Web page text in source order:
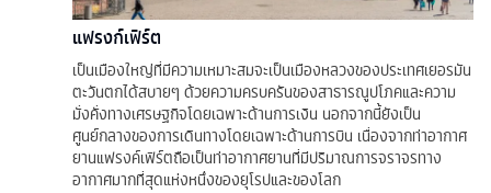
แฟรงก์เฟิร์ต
เป็นเมืองใหญ่ที่มีความเหมาะสมจะเป็นเมืองหลวงของประเทศเยอรมัน
ตะวันตกได้สบายๆ ด้วยความครบครันของสาธารณูปโภคและความ
มั่งคั่งทางเศรษฐกิจโดยเฉพาะด้านการเงิน นอกจากนี้ยังเป็น
ศูนย์กลางของการเดินทางโดยเฉพาะด้านการบิน เนื่องจากท่าอากาศ
ยานแฟรงค์เฟิร์ตถือเป็นท่าอากาศยานที่มีปริมาณการจราจรทาง
อากาศมากที่สุดแห่งหนึ่งของยุโรปและของโลก